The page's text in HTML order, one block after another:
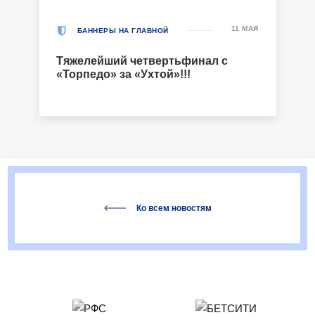
БАННЕРЫ НА ГЛАВНОЙ
Тяжелейший четвертьфинал с
«Торпедо» за «Ухтой»!!!
11 МАЯ
Ко всем новостям